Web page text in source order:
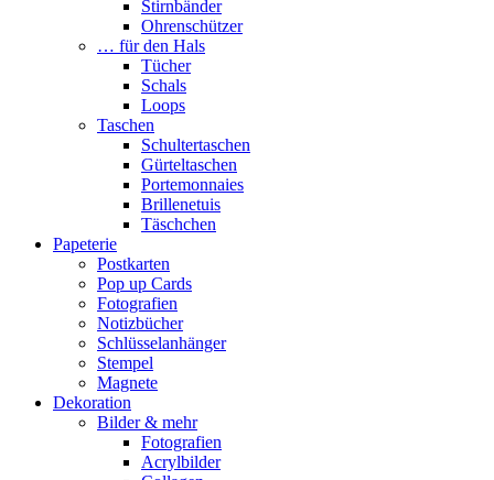
Stirnbänder
Ohrenschützer
… für den Hals
Tücher
Schals
Loops
Taschen
Schultertaschen
Gürteltaschen
Portemonnaies
Brillenetuis
Täschchen
Papeterie
Postkarten
Pop up Cards
Fotografien
Notizbücher
Schlüsselanhänger
Stempel
Magnete
Dekoration
Bilder & mehr
Fotografien
Acrylbilder